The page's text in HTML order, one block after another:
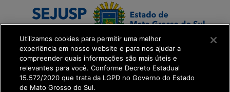
Utilizamos cookies para permitir uma melhor
experiência em nosso website e para nos ajudar a
compreender quais informações são mais úteis e
relevantes para você. Conforme Decreto Estadual
15.572/2020 que trata da LGPD no Governo do Estado
de Mato Grosso do Sul.